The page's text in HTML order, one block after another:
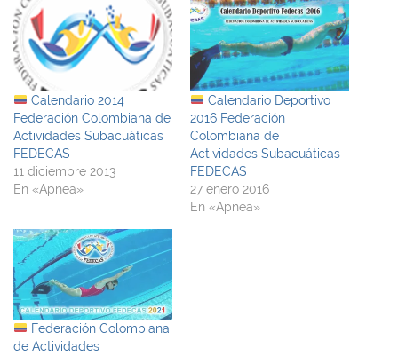
Calendario 2014
Federación Colombiana de
Actividades Subacuáticas
FEDECAS
11 diciembre 2013
En «Apnea»
Calendario Deportivo
2016 Federación
Colombiana de
Actividades Subacuáticas
FEDECAS
27 enero 2016
En «Apnea»
Federación Colombiana
de Actividades